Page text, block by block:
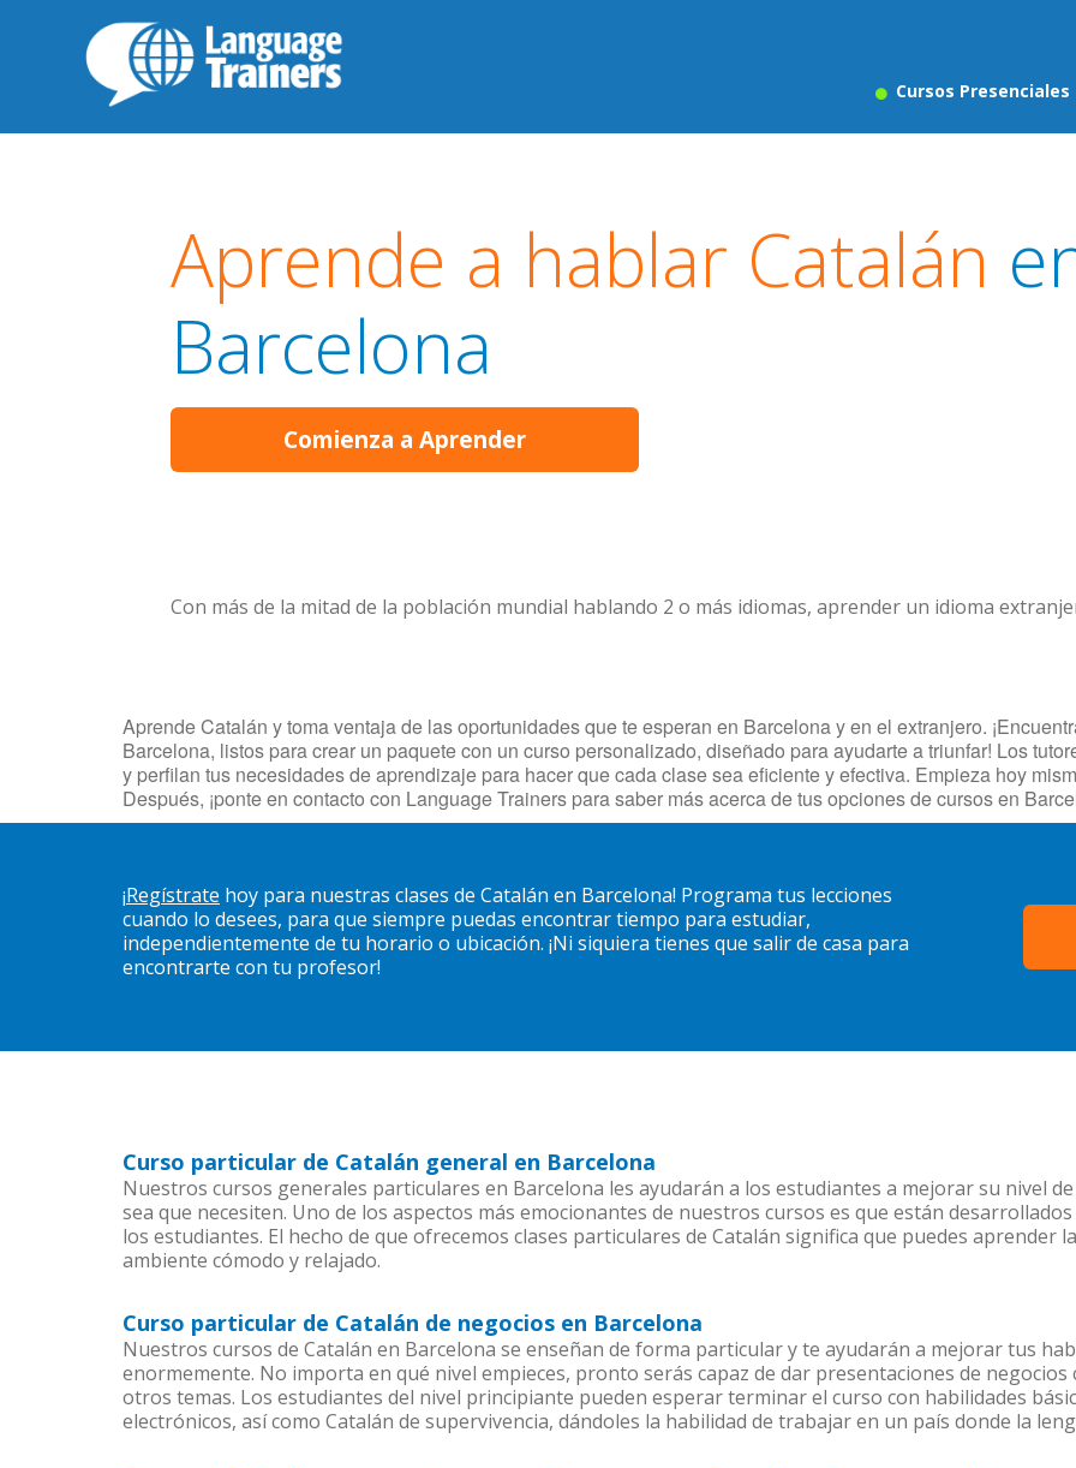
Cursos Presenciales
Aprende a hablar Catalán
Barcelona
Comienza a Aprender
Con más de la mitad de la población mundial hablando 2 o más idiomas, aprender un idioma
Aprende Catalán y toma ventaja de las oportunidades que te esperan en Barcelona y en el extranjero.
Barcelona, listos para crear un paquete con un curso personalizado, diseñado para ayudarte a triunfar! Los
y perfilan tus necesidades de aprendizaje para hacer que cada clase sea eficiente y efectiva. Empieza hoy
Después, ¡ponte en contacto con Language Trainers para saber más acerca de tus opciones de cursos en
¡Regístrate hoy para nuestras clases de Catalán en Barcelona! Programa tus lecciones
cuando lo desees, para que siempre puedas encontrar tiempo para estudiar,
independientemente de tu horario o ubicación. ¡Ni siquiera tienes que salir de casa para
encontrarte con tu profesor!
Curso particular de Catalán general en Barcelona
Nuestros cursos generales particulares en Barcelona les ayudarán a los estudiantes a mejorar su nivel
sea que necesiten. Uno de los aspectos más emocionantes de nuestros cursos es que están
los estudiantes. El hecho de que ofrecemos clases particulares de Catalán significa que puedes aprender
ambiente cómodo y relajado.
Curso particular de Catalán de negocios en Barcelona
Nuestros cursos de Catalán en Barcelona se enseñan de forma particular y te ayudarán a mejorar tus
enormemente. No importa en qué nivel empieces, pronto serás capaz de dar presentaciones de
otros temas. Los estudiantes del nivel principiante pueden esperar terminar el curso con habilidades
electrónicos, así como Catalán de supervivencia, dándoles la habilidad de trabajar en un país donde la